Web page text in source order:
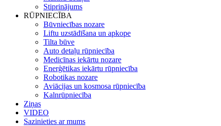
Stiprinājums
RŪPNIECĪBA
Būvniecības nozare
Liftu uzstādīšana un apkope
Tilta būve
Auto detaļu rūpniecība
Medicīnas iekārtu nozare
Enerģētikas iekārtu rūpniecība
Robotikas nozare
Aviācijas un kosmosa rūpniecība
Kalnrūpniecība
Ziņas
VIDEO
Sazinieties ar mums